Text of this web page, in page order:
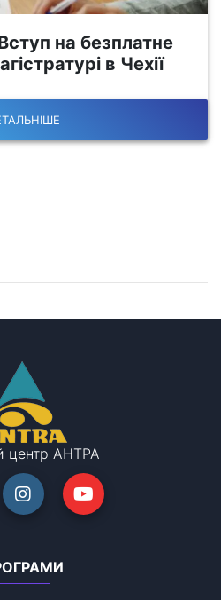
на безплатне
в Чехії
центр АНТРА